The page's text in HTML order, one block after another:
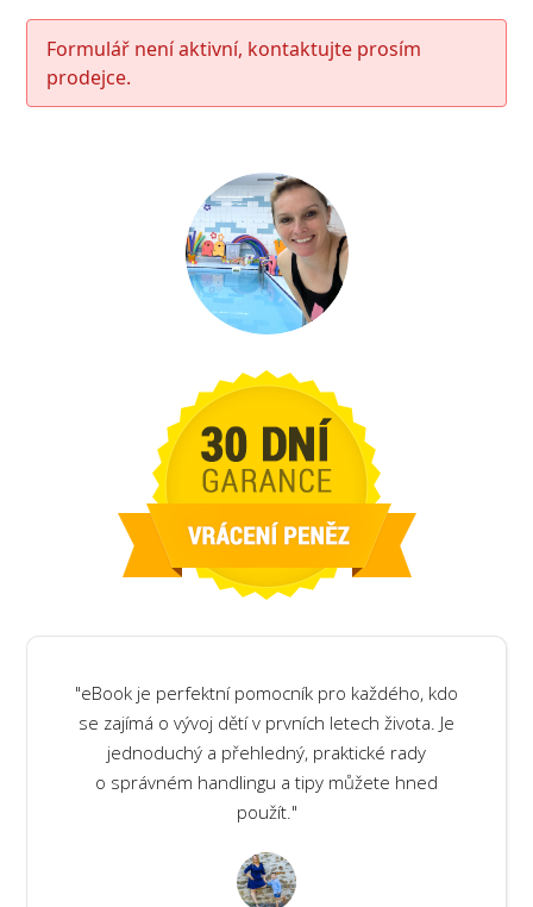
Formulář není aktivní, kontaktujte prosím
prodejce.
"eBook je perfektní pomocník pro každého, kdo
se zajímá o vývoj dětí v prvních letech života. Je
jednoduchý a přehledný, praktické rady
o správném handlingu a tipy můžete hned
použít."